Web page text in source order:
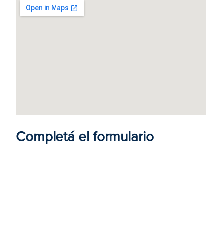
Completá el formulario